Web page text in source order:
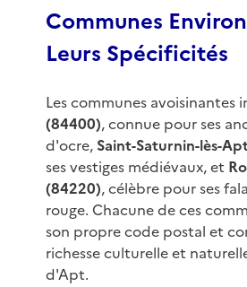
Communes
Leurs Spécificités
Les communes avoisinantes
(84400), connue pour ses
d'ocre, Saint-Saturnin-lès-
ses vestiges médiévaux, et
(84220), célèbre pour ses
rouge. Chacune de ces
son propre code postal et
richesse culturelle et
d'Apt.